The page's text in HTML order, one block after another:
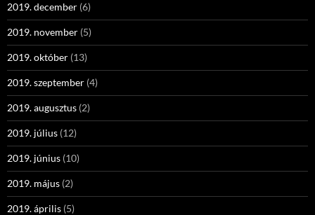
2019. december (6)
2019. november (5)
2019. október (13)
2019. szeptember (4)
2019. augusztus (2)
2019. július (12)
2019. június (10)
2019. május (2)
2019. április (5)